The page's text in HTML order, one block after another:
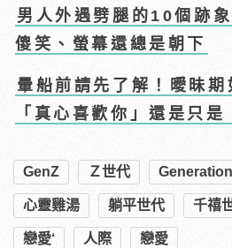
男人外遇劈腿的10個跡
傻笑、螢幕還總是朝下
暈船前請先了解！曖昧期
「真心喜歡你」還是只是
GenZ Ｚ世代
心靈雞湯 躺平世代 千禧
戀愛‘ 人際 戀愛